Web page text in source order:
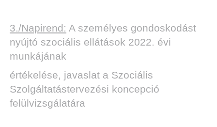
3./Napirend: A személyes gondoskodást
nyújtó szociális ellátások 2022. évi
munkájának
értékelése, javaslat a Szociális
Szolgáltatástervezési koncepció
felülvizsgálatára